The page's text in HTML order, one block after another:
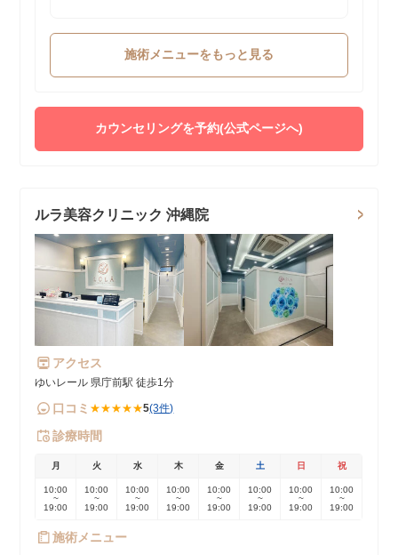
施術メニューをもっと見る
カウンセリングを予約(公式ページへ)
ルラ美容クリニック 沖縄院
アクセス
ゆいレール 県庁前駅 徒歩1分
口コミ ★★★★★5(3件)
診療時間
月 火 水 木 金 土 日 祝
10:00
~
19:00
10:00
~
19:00
10:00
~
19:00
10:00
~
19:00
10:00
~
19:00
10:00
~
19:00
10:00
~
19:00
10:00
~
19:00
施術メニュー